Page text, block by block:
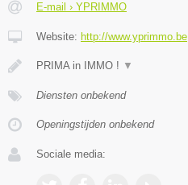
E-mail › YPRIMMO
Website: http://www.yprimmo.be
PRIMA in IMMO ! ▼
Diensten onbekend
Openingstijden onbekend
Sociale media: